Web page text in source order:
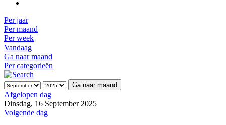
Per jaar
Per maand
Per week
Vandaag
Ga naar maand
Per categorieën
Ga naar maand
Afgelopen dag
Dinsdag, 16 September 2025
Volgende dag